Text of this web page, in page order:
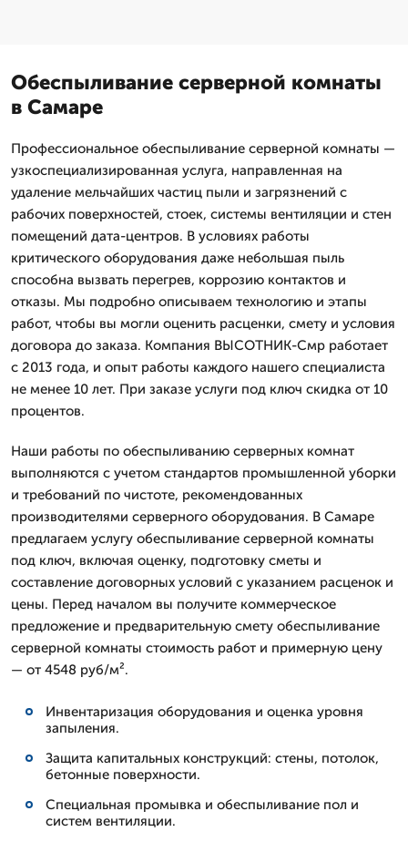
Обеспыливание серверной комнаты
в Самаре
Профессиональное обеспыливание серверной комнаты —
узкоспециализированная услуга, направленная на
удаление мельчайших частиц пыли и загрязнений с
рабочих поверхностей, стоек, системы вентиляции и стен
помещений дата-центров. В условиях работы
критического оборудования даже небольшая пыль
способна вызвать перегрев, коррозию контактов и
отказы. Мы подробно описываем технологию и этапы
работ, чтобы вы могли оценить расценки, смету и условия
договора до заказа. Компания ВЫСОТНИК-Смр работает
с 2013 года, и опыт работы каждого нашего специалиста
не менее 10 лет. При заказе услуги под ключ скидка от 10
процентов.
Наши работы по обеспыливанию серверных комнат
выполняются с учетом стандартов промышленной уборки
и требований по чистоте, рекомендованных
производителями серверного оборудования. В Самаре
предлагаем услугу обеспыливание серверной комнаты
под ключ, включая оценку, подготовку сметы и
составление договорных условий с указанием расценок и
цены. Перед началом вы получите коммерческое
предложение и предварительную смету обеспыливание
серверной комнаты стоимость работ и примерную цену
— от 4548 руб/м².
Инвентаризация оборудования и оценка уровня
запыления.
Защита капитальных конструкций: стены, потолок,
бетонные поверхности.
Специальная промывка и обеспыливание пол и
систем вентиляции.